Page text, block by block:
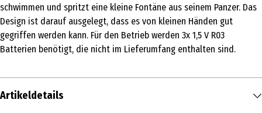
schwimmen und spritzt eine kleine Fontäne aus seinem Panzer. Das
Design ist darauf ausgelegt, dass es von kleinen Händen gut
gegriffen werden kann. Für den Betrieb werden 3x 1,5 V R03
Batterien benötigt, die nicht im Lieferumfang enthalten sind.
Artikeldetails